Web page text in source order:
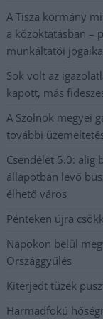
A Tisza kormány
a közoktatásban –
munkáltatói
Sok volt az
kapott, más
A Szolnok megyei
további
Csendélet 5.0: alig
állapotban levő
élhető város
Pénteken újra
Napokon belül
Országgyűlés
Kiterjedt tüzek
Harmadfokú